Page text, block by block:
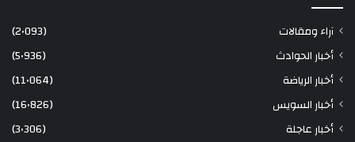
آراء ومقالات
(2٬093)
أخبار الحوادث
(5٬936)
أخبار الرياضة
(11٬064)
أخبار السويس
(16٬826)
أخبار عاجلة
(3٬306)